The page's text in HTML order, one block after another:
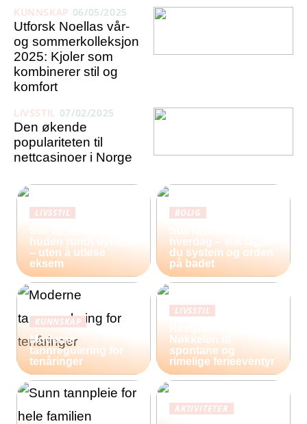
KUNNSKAP 06/05/2025
Utforsk Noellas vår-
og sommerkolleksjon
2025: Kjoler som
kombinerer stil og
komfort
LIVSSTIL 07/02/2025
Den økende
populariteten til
nettcasinoer i Norge
LIVSSTIL
huden rundt øynene
– uten å utløse
eksem
BOLIG
hverdag – slik lager
du system og orden
på badet
KUNNSKAP
Moderne
tannregulering for
tenåringer
LIVSSTIL
Nøkkelen til
spontane og
rimelige ferieeventyr
AKTIVITETER